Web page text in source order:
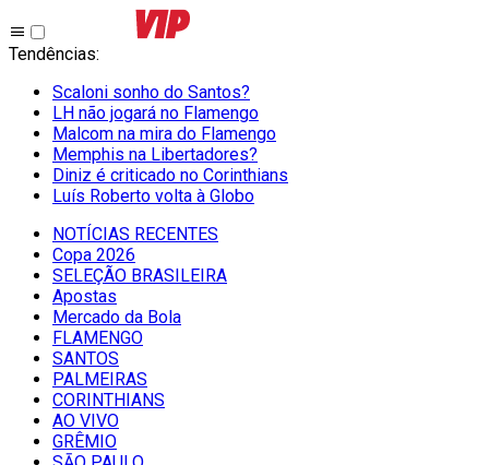
Tendências:
Scaloni sonho do Santos?
LH não jogará no Flamengo
Malcom na mira do Flamengo
Memphis na Libertadores?
Diniz é criticado no Corinthians
Luís Roberto volta à Globo
NOTÍCIAS RECENTES
Copa 2026
SELEÇÃO BRASILEIRA
Apostas
Mercado da Bola
FLAMENGO
SANTOS
PALMEIRAS
CORINTHIANS
AO VIVO
GRÊMIO